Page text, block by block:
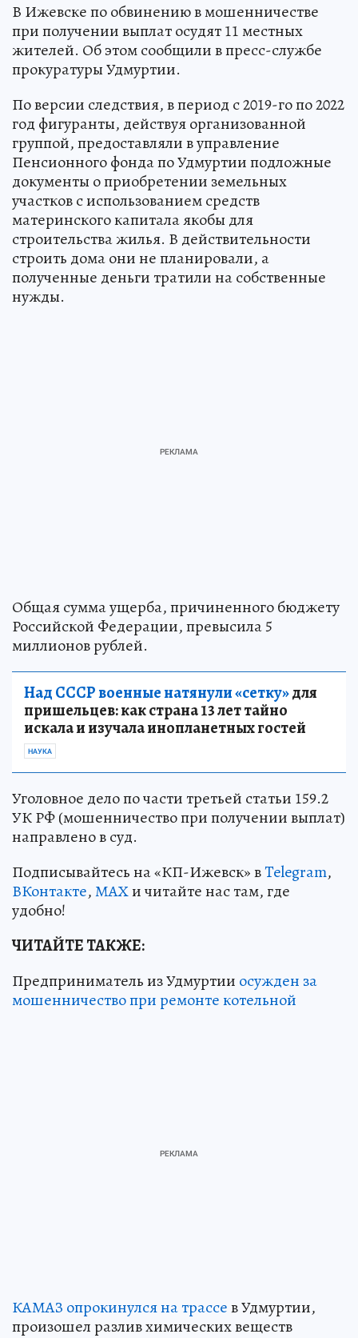
В Ижевске по обвинению в мошенничестве
при получении выплат осудят 11 местных
жителей. Об этом сообщили в пресс-службе
прокуратуры Удмуртии.
По версии следствия, в период с 2019-го по 2022
год фигуранты, действуя организованной
группой, предоставляли в управление
Пенсионного фонда по Удмуртии подложные
документы о приобретении земельных
участков с использованием средств
материнского капитала якобы для
строительства жилья. В действительности
строить дома они не планировали, а
полученные деньги тратили на собственные
нужды.
Общая сумма ущерба, причиненного бюджету
Российской Федерации, превысила 5
миллионов рублей.
Над СССР военные натянули «сетку»для
пришельцев: как страна 13 лет тайно
искала и изучала инопланетных гостей
НАУКА
Уголовное дело по части третьей статьи 159.2
УК РФ (мошенничество при получении выплат)
направлено в суд.
Подписывайтесь на «КП-Ижевск» вTelegram,
ВКонтакте,МАХи читайте нас там, где
удобно!
ЧИТАЙТЕ ТАКЖЕ:
Предприниматель из Удмуртии осужден за
мошенничество при ремонте котельной
КАМАЗ опрокинулся на трассев Удмуртии,
произошел разлив химических веществ